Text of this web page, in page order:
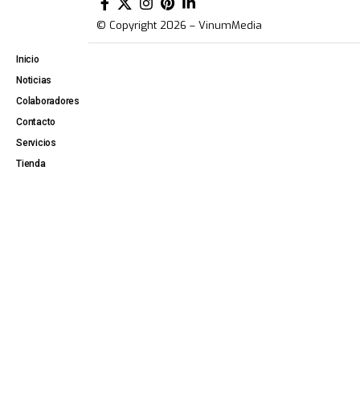
© Copyright 2026 – VinumMedia
Inicio
Noticias
Colaboradores
Contacto
Servicios
Tienda